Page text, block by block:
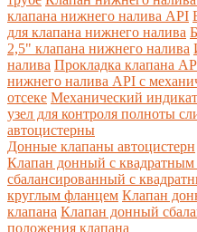
клапана нижнего налива API
для клапана нижнего налива
2,5" клапана нижнего налива
налива Прокладка клапана
нижнего налива API с
отсеке Механический
узел для контроля полноты
автоцистерны
Донные клапаны автоцистерн
Клапан донный с
сбалансированный с
круглым фланцем Клапан
клапана Клапан донный
положения клапана